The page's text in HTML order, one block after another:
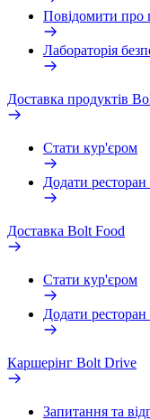
Повідомити про
Лабораторія
Доставка продуктів
Стати кур'єром
Додати
Доставка Bolt Food
Стати кур'єром
Додати
Каршерінг Bolt Drive
Запитання та